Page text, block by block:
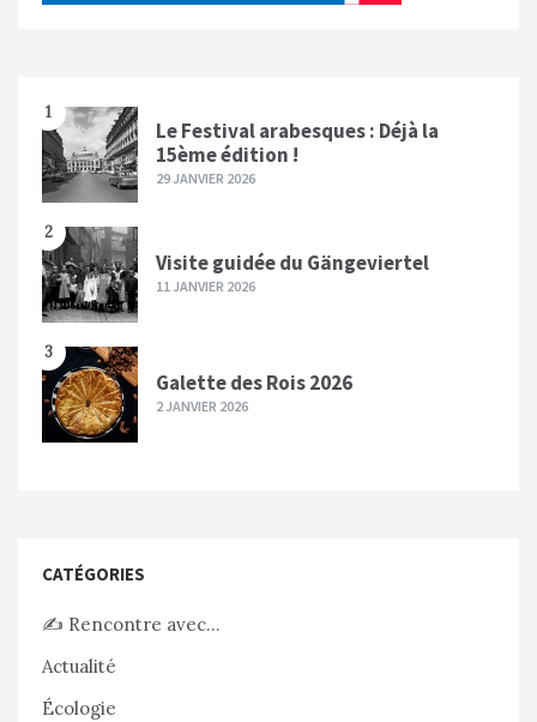
1
Le Festival arabesques : Déjà la
15ème édition !
29 JANVIER 2026
2
Visite guidée du Gängeviertel
11 JANVIER 2026
3
Galette des Rois 2026
2 JANVIER 2026
CATÉGORIES
✍️ Rencontre avec…
Actualité
Écologie